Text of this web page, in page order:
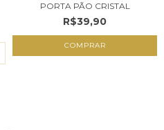
PORTA PÃO CRISTAL
R$39,90